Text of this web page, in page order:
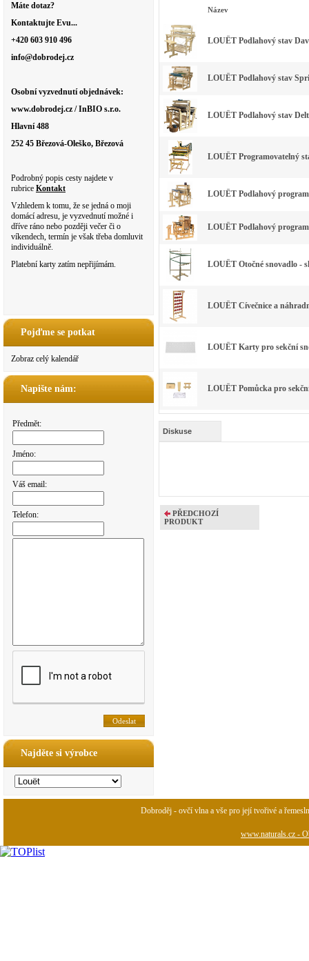
Máte dotaz?
Kontaktujte Evu...
+420 603 910 496
info@dobrodej.cz
Osobní vyzvednutí objednávek:
www.dobrodej.cz / InBIO s.r.o.
Hlavní 488
252 45 Březová-Oleško, Březová
Podrobný popis cesty najdete v
rubrice Kontakt
Vzhledem k tomu, že se jedná o moji
domácí adresu, je vyzvednutí možné i
dříve ráno nebo později večer či o
víkendech, termín je však třeba domluvit
individuálně.
Platební karty zatím nepřijímám.
Pojďme se potkat
Zobraz celý kalendář
Napište nám:
Předmět:
Jméno:
Váš email:
Telefon:
Najděte si výrobce
Název
LOUËT Podlahový stav
LOUËT Podlahový stav
LOUËT Podlahový stav
LOUËT Programovatelný
LOUËT Podlahový
LOUËT Podlahový
LOUËT Otočné snovadlo -
LOUËT Cívečnice a
LOUËT Karty pro sekční
LOUËT Pomůcka pro
Diskuse
PŘEDCHOZÍ
PRODUKT
Dobroděj - ovčí vlna a vše pro její tvořivé a
www.naturals.cz -